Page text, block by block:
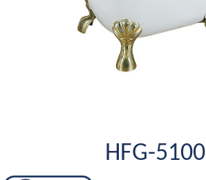
HFG-5100